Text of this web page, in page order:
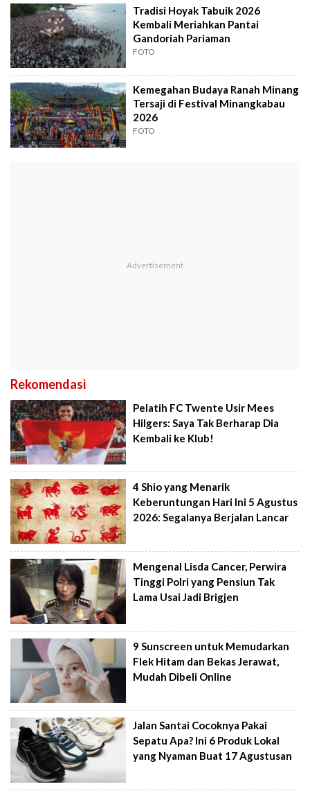
Tradisi Hoyak Tabuik 2026
Kembali Meriahkan Pantai
Gandoriah Pariaman
FOTO
Kemegahan Budaya Ranah Minang
Tersaji di Festival Minangkabau
2026
FOTO
Rekomendasi
Pelatih FC Twente Usir Mees
Hilgers: Saya Tak Berharap Dia
Kembali ke Klub!
4 Shio yang Menarik
Keberuntungan Hari Ini 5 Agustus
2026: Segalanya Berjalan Lancar
Mengenal Lisda Cancer, Perwira
Tinggi Polri yang Pensiun Tak
Lama Usai Jadi Brigjen
9 Sunscreen untuk Memudarkan
Flek Hitam dan Bekas Jerawat,
Mudah Dibeli Online
Jalan Santai Cocoknya Pakai
Sepatu Apa? Ini 6 Produk Lokal
yang Nyaman Buat 17 Agustusan